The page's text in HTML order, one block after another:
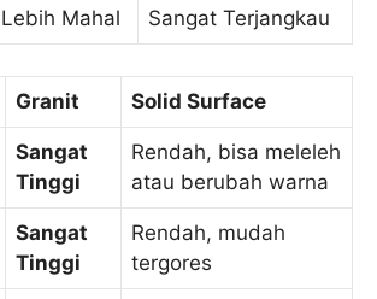
Lebih Mahal Sangat Terjangkau
Granit Solid Surface
Sangat
Tinggi
Rendah, bisa meleleh
atau berubah warna
Sangat
Tinggi
Rendah, mudah
tergores